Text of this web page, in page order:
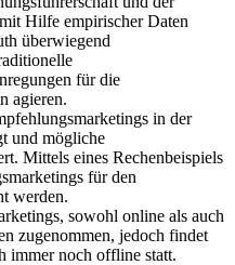
Hilfe empirischer Daten
überwiegend
für die
agieren.
in der
und mögliche
Mittels eines Rechenbeispiels
für den
werden.
sowohl online als auch
zugenommen, jedoch findet
immer noch offline statt.